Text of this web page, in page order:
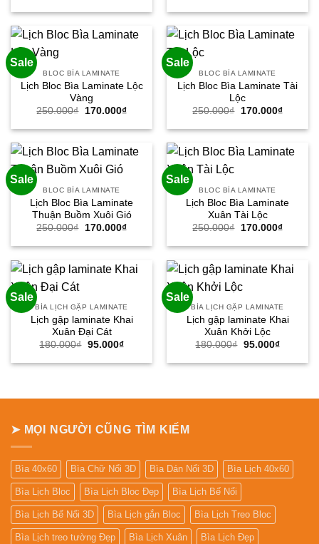
là:
tại
170.000₫.
là:
tại
Sale
BLOC BÌA LAMINATE
Lịch Bloc Bìa Laminate Lộc
Vàng
250.000₫
Giá
là:
170.000₫Giá
tại
170.000₫.
Sale
BLOC BÌA LAMINATE
Lịch Bloc Bìa Laminate Tài
Lộc
250.000₫
Giá
là:
170.000₫Giá
tại
Sale
BLOC BÌA LAMINATE
Lịch Bloc Bìa Laminate
Thuận Buồm Xuôi Gió
250.000₫
Giá
là:
170.000₫Giá
tại
170.000₫.
Sale
BLOC BÌA LAMINATE
Lịch Bloc Bìa Laminate
Xuân Tài Lộc
250.000₫
Giá
là:
170.000₫Giá
tại
Sale
BÌA LỊCH GẬP LAMINATE
Lịch gập laminate Khai
Xuân Đại Cát
180.000₫ Giá
là:
95.000₫Giá
tại
Sale
BÌA LỊCH GẬP LAMINATE
Lịch gập laminate Khai
Xuân Khởi Lộc
180.000₫ Giá
là:
95.000₫Giá
tại
➤ MỌI NGƯỜI CŨNG TÌM KIẾM
Bìa 40x60 Bìa Chữ Nổi 3D Bìa Dán Nổi 3D Bìa Lịch 40x60
Bìa Lịch Bloc Bìa Lịch Bloc Đẹp Bìa Lịch Bế Nổi
Bìa Lịch Bế Nổi 3D Bìa Lịch gắn Bloc Bìa Lịch Treo Bloc
Bìa Lịch treo tường Đẹp Bìa Lịch Xuân Bìa Lịch Đẹp